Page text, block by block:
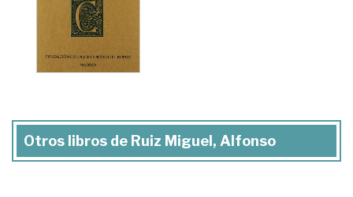
Otros libros de Ruiz Miguel, Alfonso